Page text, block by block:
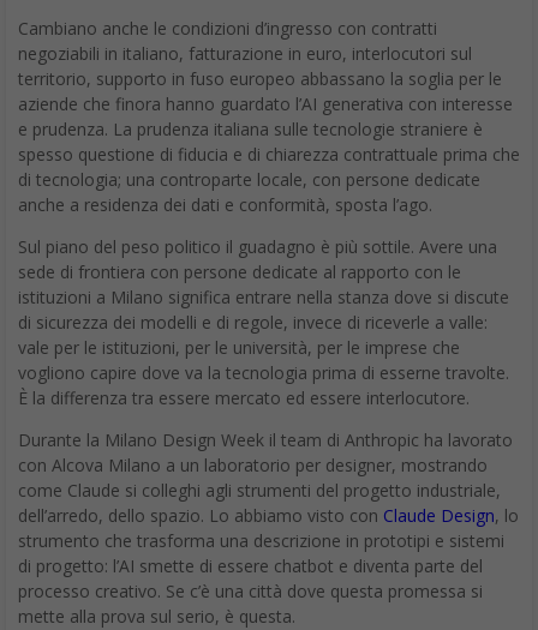
Cambiano anche le condizioni d’ingresso con contratti
negoziabili in italiano, fatturazione in euro, interlocutori sul
territorio, supporto in fuso europeo abbassano la soglia per le
aziende che finora hanno guardato l’AI generativa con interesse
e prudenza. La prudenza italiana sulle tecnologie straniere è
spesso questione di fiducia e di chiarezza contrattuale prima che
di tecnologia; una controparte locale, con persone dedicate
anche a residenza dei dati e conformità, sposta l’ago.
Sul piano del peso politico il guadagno è più sottile. Avere una
sede di frontiera con persone dedicate al rapporto con le
istituzioni a Milano significa entrare nella stanza dove si discute
di sicurezza dei modelli e di regole, invece di riceverle a valle:
vale per le istituzioni, per le università, per le imprese che
vogliono capire dove va la tecnologia prima di esserne travolte.
È la differenza tra essere mercato ed essere interlocutore.
Durante la Milano Design Week il team di Anthropic ha lavorato
con Alcova Milano a un laboratorio per designer, mostrando
come Claude si colleghi agli strumenti del progetto industriale,
dell’arredo, dello spazio. Lo abbiamo visto con Claude Design, lo
strumento che trasforma una descrizione in prototipi e sistemi
di progetto: l’AI smette di essere chatbot e diventa parte del
processo creativo. Se c’è una città dove questa promessa si
mette alla prova sul serio, è questa.